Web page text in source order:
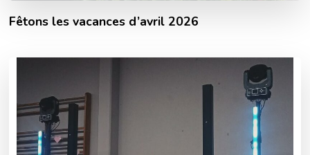
Fêtons les vacances d’avril 2026